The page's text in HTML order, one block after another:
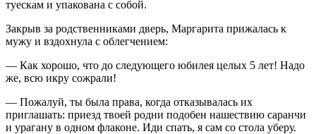
туескам и упакована с собой.
Закрыв за родственниками дверь, Маргарита прижалась к
мужу и вздохнула с облегчением:
— Как хорошо, что до следующего юбилея целых 5 лет! Надо
же, всю икру сожрали!
— Пожалуй, ты была права, когда отказывалась их
приглашать: приезд твоей родни подобен нашествию саранчи
и урагану в одном флаконе. Иди спать, я сам со стола уберу.